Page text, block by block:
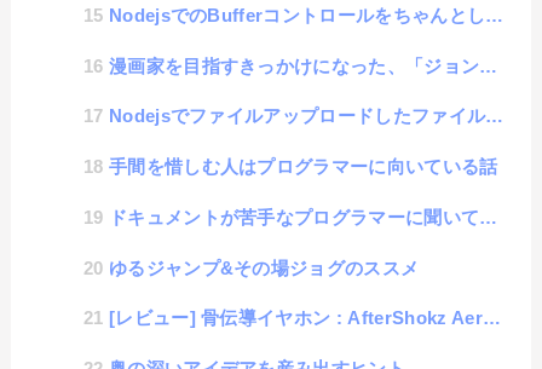
NodejsでのBufferコントロールをちゃんとして、バイナリ文字化けを無くそう！
漫画家を目指すきっかけになった、「ジョンフリック物語」をたまに思い出す話
Nodejsでファイルアップロードしたファイルを受け取る簡単なソースを公開
手間を惜しむ人はプログラマーに向いている話
ドキュメントが苦手なプログラマーに聞いてもらいたい話
ゆるジャンプ&その場ジョグのススメ
[レビュー] 骨伝導イヤホン : AfterShokz Aeropex